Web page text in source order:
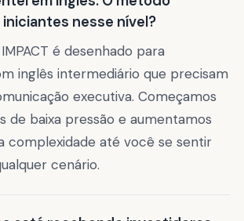
nesse nível?
é desenhado para
inglês intermediário que precisam
executiva. Começamos
de baixa pressão e aumentamos
complexidade até você se sentir
cenário.